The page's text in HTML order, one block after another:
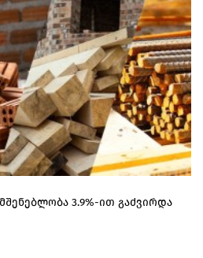
3.9%-ით გაძვირდა